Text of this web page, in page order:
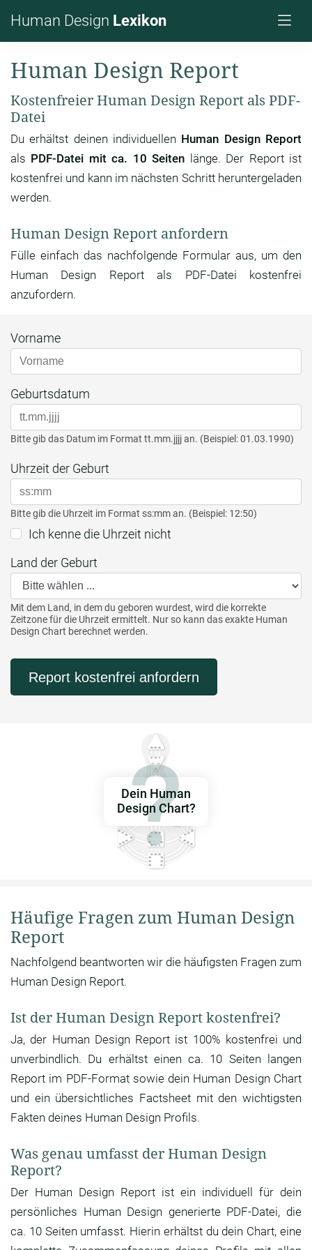
Human Design Lexikon
Human Design Report
Kostenfreier Human Design Report als PDF-
Datei
Du erhältst deinen individuellen Human Design Report
als PDF-Datei mit ca. 10 Seiten länge. Der Report ist
kostenfrei und kann im nächsten Schritt heruntergeladen
werden.
Human Design Report anfordern
Fülle einfach das nachfolgende Formular aus, um den
Human Design Report als PDF-Datei kostenfrei
anzufordern.
Vorname
Geburtsdatum
Bitte gib das Datum im Format tt.mm.jjjj an. (Beispiel: 01.03.1990)
Uhrzeit der Geburt
Bitte gib die Uhrzeit im Format ss:mm an. (Beispiel: 12:50)
Ich kenne die Uhrzeit nicht
Land der Geburt
Mit dem Land, in dem du geboren wurdest, wird die korrekte
Zeitzone für die Uhrzeit ermittelt. Nur so kann das exakte Human
Design Chart berechnet werden.
Report kostenfrei anfordern
Dein Human
Design Chart?
Häufige Fragen zum Human Design
Report
Nachfolgend beantworten wir die häufigsten Fragen zum
Human Design Report.
Ist der Human Design Report kostenfrei?
Ja, der Human Design Report ist 100% kostenfrei und
unverbindlich. Du erhältst einen ca. 10 Seiten langen
Report im PDF-Format sowie dein Human Design Chart
und ein übersichtliches Factsheet mit den wichtigsten
Fakten deines Human Design Profils.
Was genau umfasst der Human Design
Report?
Der Human Design Report ist ein individuell für dein
persönliches Human Design generierte PDF-Datei, die
ca. 10 Seiten umfasst. Hierin erhältst du dein Chart, eine